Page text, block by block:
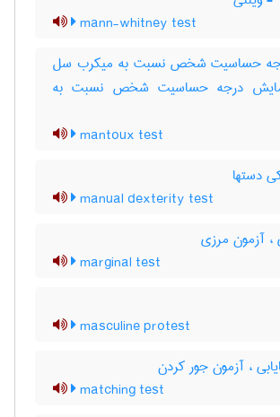
mann-whitney test
حساسیت شخص نسبت به میکرب سل
درجه حساسیت شخص نسبت به
mantoux test
دستها
manual dexterity test
، آزمون مرزی
marginal test
masculine protest
، آزمون جور کردن
matching test